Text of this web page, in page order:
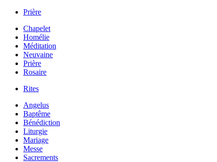
Prière
Chapelet
Homélie
Méditation
Neuvaine
Prière
Rosaire
Rites
Angelus
Baptême
Bénédiction
Liturgie
Mariage
Messe
Sacrements